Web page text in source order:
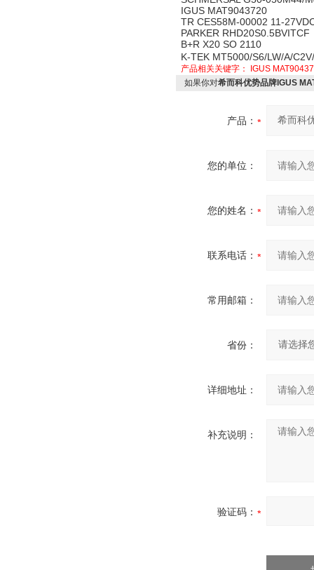
IGUS MAT9043720
TR CES58M-00002 11-
PARKER RHD20S0.5BVITCF
B+R X20 SO 2110
K-TEK MT5000/S6/LW/A/
产品相关关键字：
IGUS
如果你对希而科优势品牌IGUS
产品：
您的单位：
您的姓名：
联系电话：
常用邮箱：
省份：
详细地址：
补充说明：
验证码：